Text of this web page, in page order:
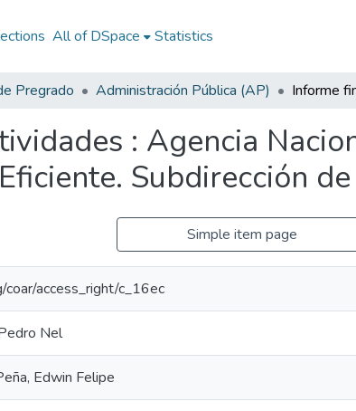
All of DSpace Statistics
Pregrado Administración Pública (AP)
: Agencia
Subdirección
Simple item page
coar/access_right/c_16ec
Nel
Edwin Felipe